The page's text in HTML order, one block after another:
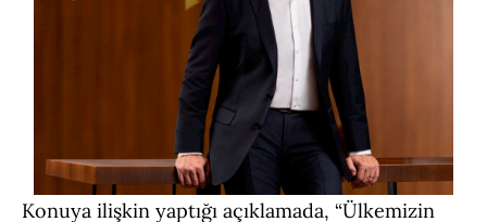
Konuya ilişkin yaptığı açıklamada, “Ülkemizin